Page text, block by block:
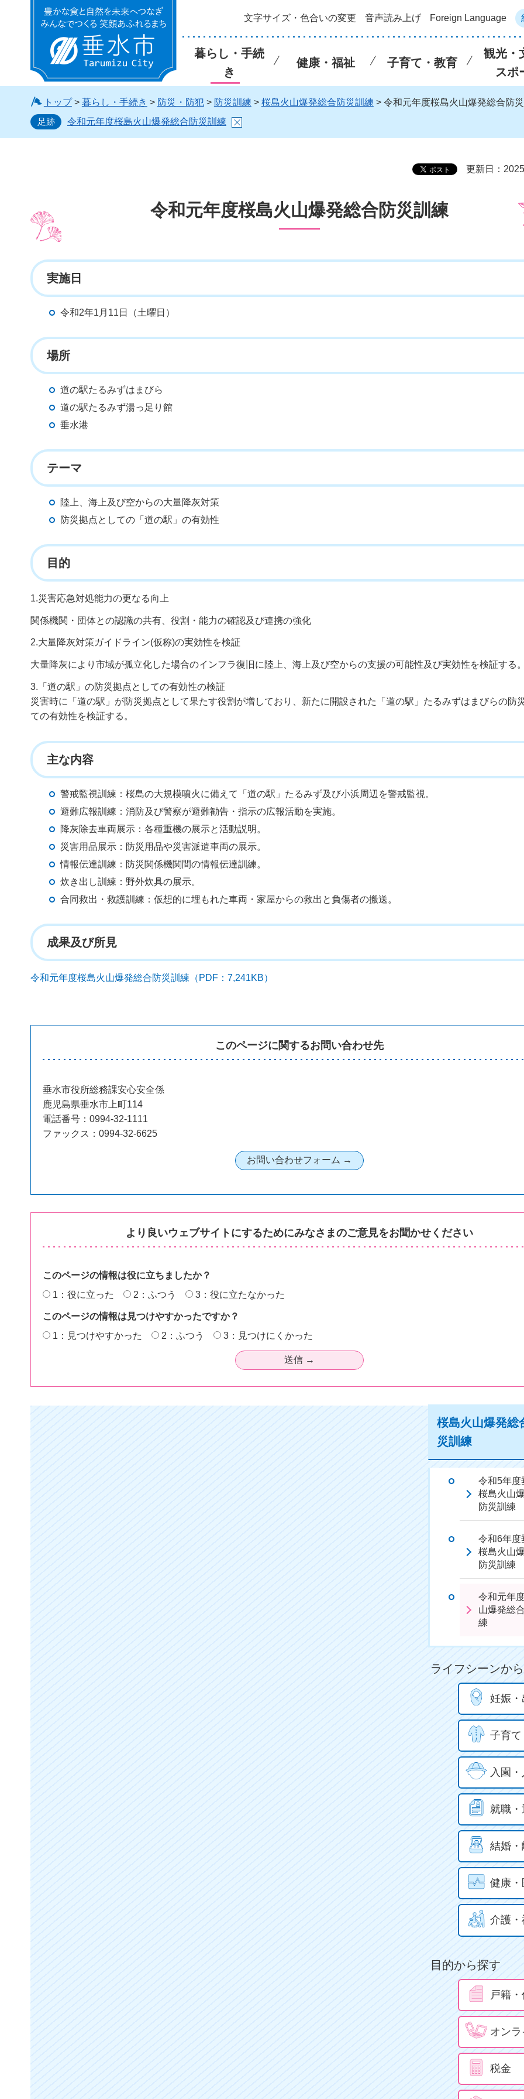
垂水市 文字サイズ・色合いの変更 音声読み上げ Foreign Language
暮らし・手続
き
健康・福祉 子育て・教育
観光・
スポ
トップ> 暮らし・手続き > 防災・防犯> 防災訓練 > 桜島火山爆発総合防災訓練 > 令和元年度桜島火山爆発総合防
足跡
令和元年度桜島火山爆発総合防災訓練
更新日：
令和元年度桜島火山爆発総合防災訓練
実施日
令和2年1月11日（土曜日）
場所
道の駅たるみずはまびら
道の駅たるみず湯っ足り館
垂水港
テーマ
陸上、海上及び空からの大量降灰対策
防災拠点としての「道の駅」の有効性
目的
1.災害応急対処能力の更なる向上
関係機関・団体との認識の共有、役割・能力の確認及び連携の強化
2.大量降灰対策ガイドライン(仮称)の実効性を検証
大量降灰により市域が孤立化した場合のインフラ復旧に陸上、海上及び空からの支援の可能性及び実効性を検証する。
3.「道の駅」の防災拠点としての有効性の検証
災害時に「道の駅」が防災拠点として果たす役割が増しており、新たに開設された「道の駅」たるみずはまびらの防
ての有効性を検証する。
主な内容
警戒監視訓練：桜島の大規模噴火に備えて「道の駅」たるみず及び小浜周辺を警戒監視。
避難広報訓練：消防及び警察が避難勧告・指示の広報活動を実施。
降灰除去車両展示：各種重機の展示と活動説明。
災害用品展示：防災用品や災害派遣車両の展示。
情報伝達訓練：防災関係機関間の情報伝達訓練。
炊き出し訓練：野外炊具の展示。
合同救出・救護訓練：仮想的に埋もれた車両・家屋からの救出と負傷者の搬送。
成果及び所見
令和元年度桜島火山爆発総合防災訓練（PDF：7,241KB）
このページに関するお問い合わせ先
垂水市役所総務課安心安全係
鹿児島県垂水市上町114
電話番号：0994-32-1111
ファックス：0994-32-6625
より良いウェブサイトにするためにみなさまのご意見をお聞かせください
このページの情報は役に立ちましたか？
1：役に立った
2：ふつう 3：役に立たなかった
このページの情報は見つけやすかったですか？
1：見つけやすかった
2：ふつう 3：見つけにくかった
桜島火山爆発総
災訓練
令和5年度
桜島火山
防災訓練
令和6年度
桜島火山
防災訓練
令和元年
山爆発総
練
ライフシーンか
妊娠・
子育て
入園
就職・
結婚・
健康・
介護・
目的から探す
戸籍
オン
税金